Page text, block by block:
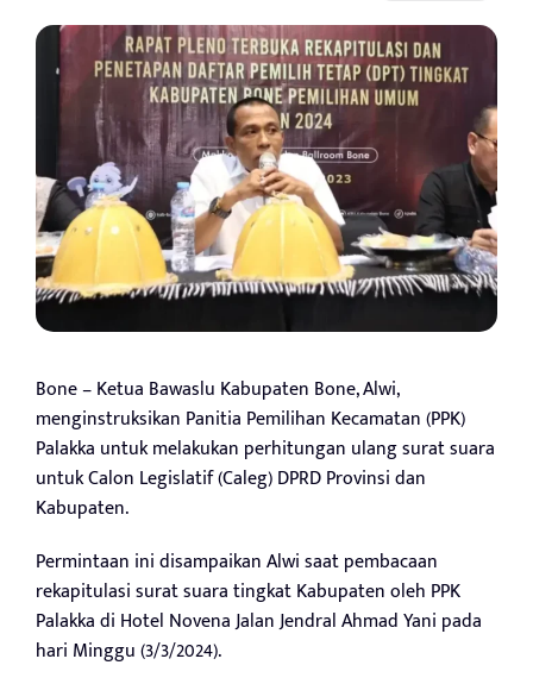
Bone – Ketua Bawaslu Kabupaten Bone, Alwi,
menginstruksikan Panitia Pemilihan Kecamatan (PPK)
Palakka untuk melakukan perhitungan ulang surat suara
untuk Calon Legislatif (Caleg) DPRD Provinsi dan
Kabupaten.
Permintaan ini disampaikan Alwi saat pembacaan
rekapitulasi surat suara tingkat Kabupaten oleh PPK
Palakka di Hotel Novena Jalan Jendral Ahmad Yani pada
hari Minggu (3/3/2024).